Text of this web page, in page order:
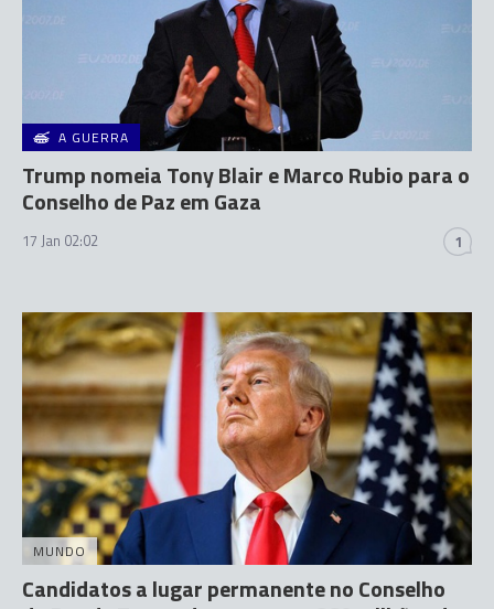
A GUERRA
Trump nomeia Tony Blair e Marco Rubio para o
Conselho de Paz em Gaza
17 Jan 02:02 1
MUNDO
Candidatos a lugar permanente no Conselho